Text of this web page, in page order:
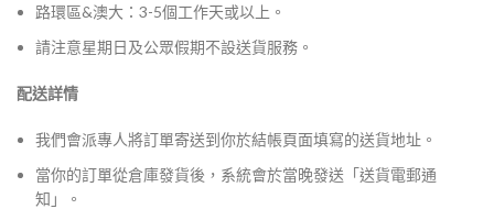
路環區&澳大：3-5個工作天或以上。
請注意星期日及公眾假期不設送貨服務。
配送詳情
我們會派專人將訂單寄送到你於結帳頁面填寫的送貨地址。
當你的訂單從倉庫發貨後，系統會於當晚發送「送貨電郵通
知」。